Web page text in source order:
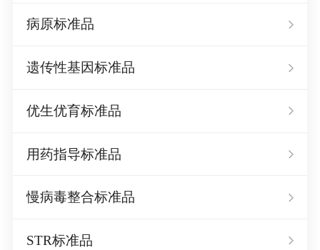
病原标准品
遗传性基因标准品
优生优育标准品
用药指导标准品
慢病毒整合标准品
STR标准品